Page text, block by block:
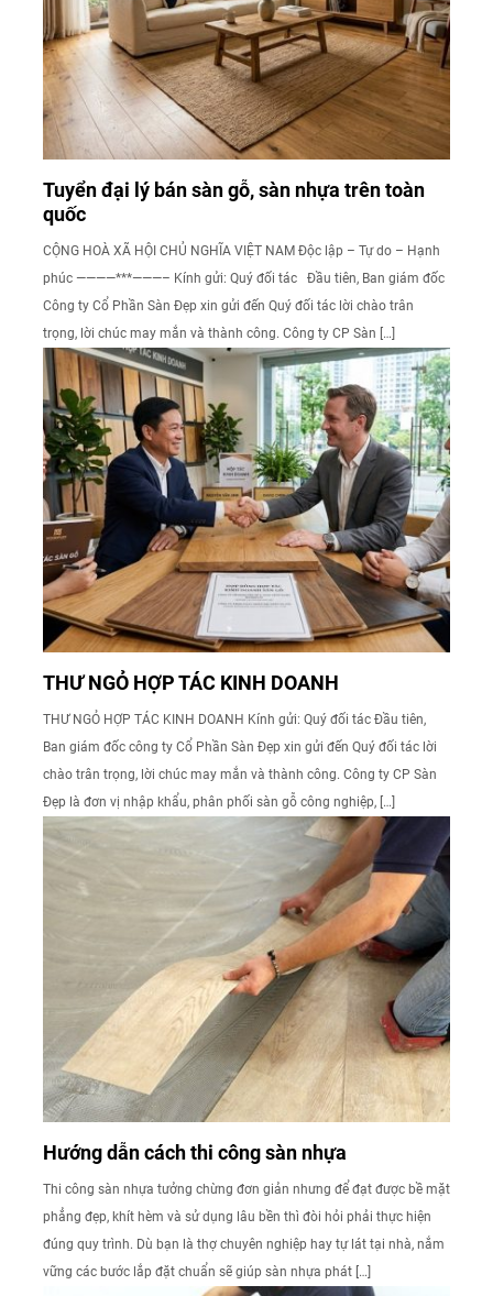
Tuyển đại lý bán sàn gỗ, sàn nhựa trên toàn
quốc
CỘNG HOÀ XÃ HỘI CHỦ NGHĨA VIỆT NAM Độc lập – Tự do – Hạnh
phúc ————***———– Kính gửi: Quý đối tác Đầu tiên, Ban giám đốc
Công ty Cổ Phần Sàn Đẹp xin gửi đến Quý đối tác lời chào trân
trọng, lời chúc may mắn và thành công. Công ty CP Sàn […]
THƯ NGỎ HỢP TÁC KINH DOANH
THƯ NGỎ HỢP TÁC KINH DOANH Kính gửi: Quý đối tác Đầu tiên,
Ban giám đốc công ty Cổ Phần Sàn Đẹp xin gửi đến Quý đối tác lời
chào trân trọng, lời chúc may mắn và thành công. Công ty CP Sàn
Đẹp là đơn vị nhập khẩu, phân phối sàn gỗ công nghiệp, […]
Hướng dẫn cách thi công sàn nhựa
Thi công sàn nhựa tưởng chừng đơn giản nhưng để đạt được bề mặt
phẳng đẹp, khít hèm và sử dụng lâu bền thì đòi hỏi phải thực hiện
đúng quy trình. Dù bạn là thợ chuyên nghiệp hay tự lát tại nhà, nắm
vững các bước lắp đặt chuẩn sẽ giúp sàn nhựa phát […]